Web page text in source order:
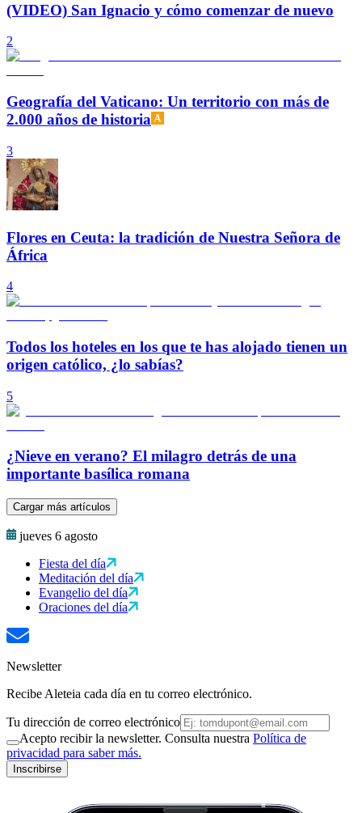
(VIDEO) San Ignacio y cómo comenzar de nuevo
2
Geografía del Vaticano: Un territorio con más de
2.000 años de historia
3
Flores en Ceuta: la tradición de Nuestra Señora de
África
4
Todos los hoteles en los que te has alojado tienen un
origen católico, ¿lo sabías?
5
¿Nieve en verano? El milagro detrás de una
importante basílica romana
Cargar más artículos
jueves 6 agosto
Fiesta del día
Meditación del día
Evangelio del día
Oraciones del día
Newsletter
Recibe Aleteia cada día en tu correo electrónico.
Tu dirección de correo electrónico
Acepto recibir la newsletter. Consulta nuestra Política de
privacidad para saber más.
Inscribirse